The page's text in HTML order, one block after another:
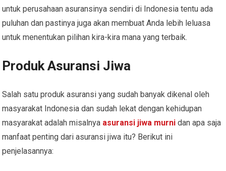
untuk perusahaan asuransinya sendiri di Indonesia tentu ada
puluhan dan pastinya juga akan membuat Anda lebih leluasa
untuk menentukan pilihan kira-kira mana yang terbaik.
Produk Asuransi Jiwa
Salah satu produk asuransi yang sudah banyak dikenal oleh
masyarakat Indonesia dan sudah lekat dengan kehidupan
masyarakat adalah misalnya asuransi jiwa murni dan apa saja
manfaat penting dari asuransi jiwa itu? Berikut ini
penjelasannya: